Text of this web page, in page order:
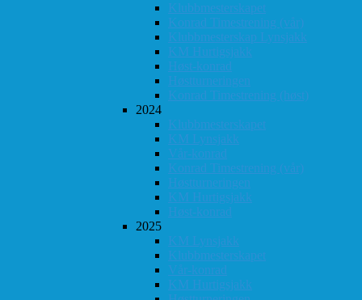
Klubbmesterskapet
Konrad Timestrening (vår)
Klubbmesterskap Lynsjakk
KM Hurtigsjakk
Høst-konrad
Høstturneringen
Konrad Timestrening (høst)
2024
Klubbmesterskapet
KM Lynsjakk
Vår-konrad
Konrad Timestrening (vår)
Høstturneringen
KM Hurtigsjakk
Høst-konrad
2025
KM Lynsjakk
Klubbmesterskapet
Vår-konrad
KM Hurtigsjakk